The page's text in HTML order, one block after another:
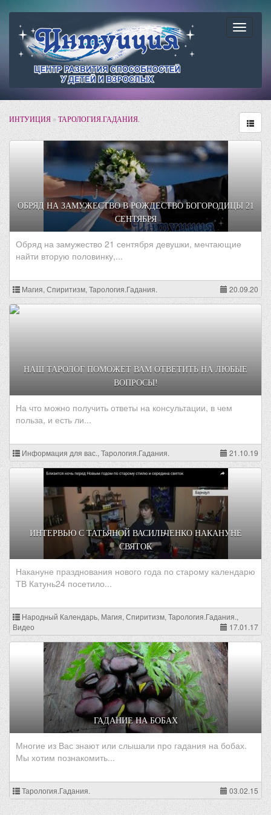
ИНТУИЦИЯ»ТАРОЛОГИЯ.ГАДАНИЯ.
ОБРЯД НА ЗАМУЖЕСТВО В РОЖДЕСТВО БОГОРОДИЦЫ 21
СЕНТЯБРЯ
Обряд на замужество 21 сентября девушки, мечтающие
найти вторую половинку,...
Магия, Спиритизм, Тарология.Гадания. 20.09.20
НАШ ТАРОЛОГ ПОМОЖЕТ ВАМ ОТВЕТИТЬ НА ЛЮБЫЕ
ВОПРОСЫ!
На что можно получить ответы на консультации, в чем
польза, и есть ли...
Информация для вас., Тарология.Гадания. 21.10.19
ИНТЕРВЬЮ С ТАТЬЯНОЙ ВАСИЛЬЧЕНКО НАКАНУНЕ
СВЯТОК
Накануне празднования нового года по старому календарю
ТВ Катунь24 посетило...
Народный Календарь, Магия, Спиритизм, Тарология.Гадания.,
Видео
17.01.17
ГАДАНИЕ НА БОБАХ
Многие из Вас знают или слышали про гадания на бобах.
Мы хотим познакомить...
Тарология.Гадания. 03.02.15